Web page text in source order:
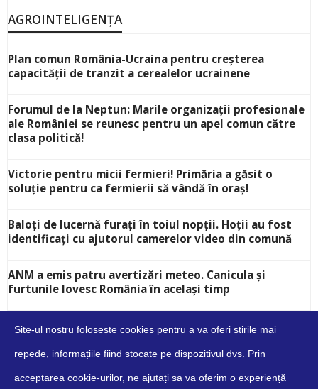
AGROINTELIGENȚA
Plan comun România-Ucraina pentru creșterea
capacității de tranzit a cerealelor ucrainene
Forumul de la Neptun: Marile organizații profesionale
ale României se reunesc pentru un apel comun către
clasa politică!
Victorie pentru micii fermieri! Primăria a găsit o
soluție pentru ca fermierii să vândă în oraș!
Baloți de lucernă furați în toiul nopții. Hoții au fost
identificați cu ajutorul camerelor video din comună
ANM a emis patru avertizări meteo. Canicula și
furtunile lovesc România în același timp
Site-ul nostru folosește cookies pentru a va oferi știrile mai
repede, informațiile fiind stocate pe dispozitivul dvs. Prin
acceptarea cookie-urilor, ne ajutați sa va oferim o experiență